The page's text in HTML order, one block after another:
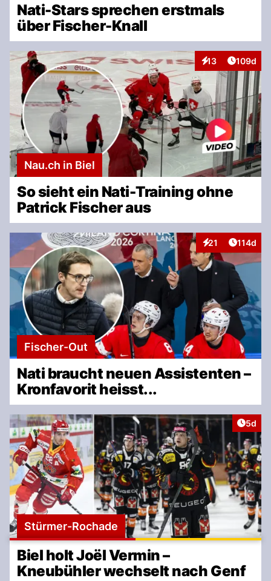
Nati-Stars sprechen erstmals
über Fischer-Knall
13
Interaktionen
Artikel
109d
Nau.ch in Biel
So sieht ein Nati-Training ohne
Patrick Fischer aus
21
Interaktionen
Artikel
114d
Fischer-Out
Nati braucht neuen Assistenten –
Kronfavorit heisst...
5d
Stürmer-Rochade
Biel holt Joël Vermin –
Kneubühler wechselt nach Genf